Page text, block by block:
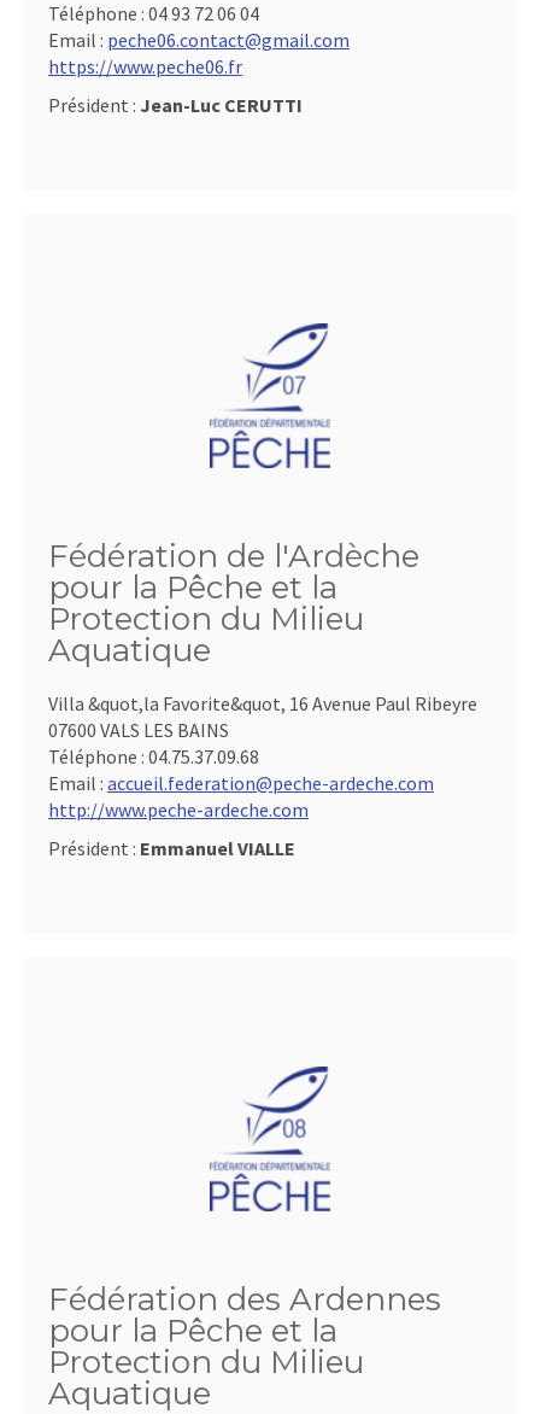
Téléphone : 04 93 72 06 04
Email : peche06.contact@gmail.com
https://www.peche06.fr
Président : Jean-Luc CERUTTI
Fédération de l'Ardèche
pour la Pêche et la
Protection du Milieu
Aquatique
Villa &quot,la Favorite&quot, 16 Avenue Paul Ribeyre
07600 VALS LES BAINS
Téléphone : 04.75.37.09.68
Email : accueil.federation@peche-ardeche.com
http://www.peche-ardeche.com
Président : Emmanuel VIALLE
Fédération des Ardennes
pour la Pêche et la
Protection du Milieu
Aquatique